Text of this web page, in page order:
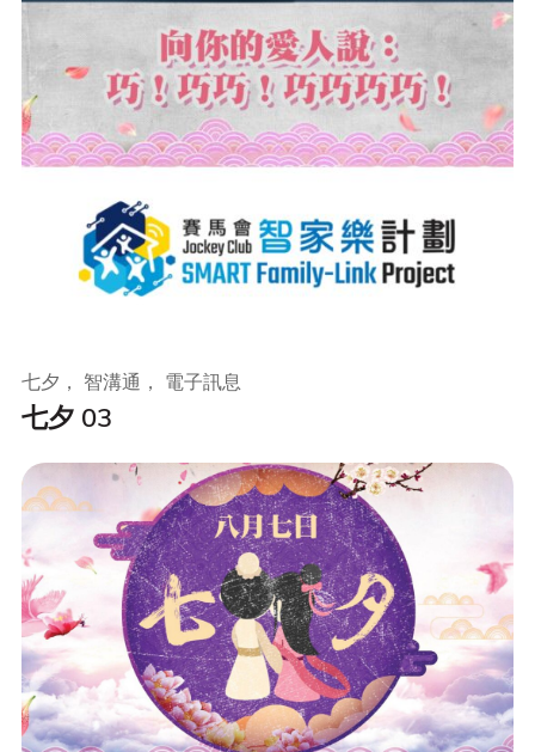
七夕 03
七夕， 智溝通， 電子訊息